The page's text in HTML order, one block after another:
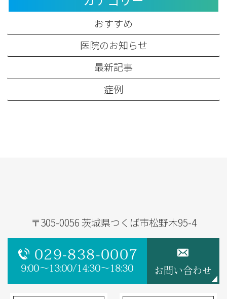
おすすめ
医院のお知らせ
最新記事
症例
〒305-0056 茨城県つくば市松野木95-4
029-838-0007
9:00～13:00/14:30～18:30 お問い合わせ